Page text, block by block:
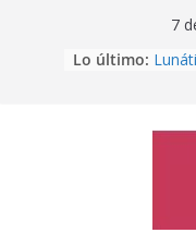
7
Lo último: Otra
‘La